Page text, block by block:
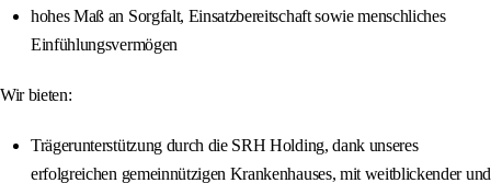
hohes Maß an Sorgfalt, Einsatzbereitschaft sowie menschliches
Einfühlungsvermögen
Wir bieten:
Trägerunterstützung durch die SRH Holding, dank unseres
erfolgreichen gemeinnützigen Krankenhauses, mit weitblickender und